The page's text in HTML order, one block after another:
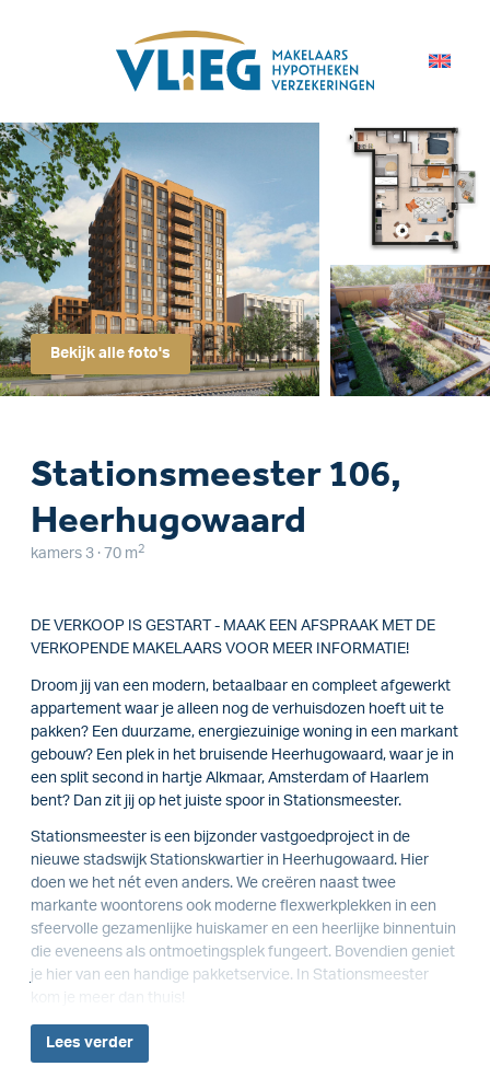
Bekijk alle foto's
Stationsmeester 106,
Heerhugowaard
kamers 3 · 70 m 2
DE VERKOOP IS GESTART - MAAK EEN AFSPRAAK MET DE
VERKOPENDE MAKELAARS VOOR MEER INFORMATIE!
Droom jij van een modern, betaalbaar en compleet afgewerkt
appartement waar je alleen nog de verhuisdozen hoeft uit te
pakken? Een duurzame, energiezuinige woning in een markant
gebouw? Een plek in het bruisende Heerhugowaard, waar je in
een split second in hartje Alkmaar, Amsterdam of Haarlem
bent? Dan zit jij op het juiste spoor in Stationsmeester.
Stationsmeester is een bijzonder vastgoedproject in de
nieuwe stadswijk Stationskwartier in Heerhugowaard. Hier
doen we het nét even anders. We creëren naast twee
markante woontorens ook moderne flexwerkplekken in een
sfeervolle gezamenlijke huiskamer en een heerlijke binnentuin
die eveneens als ontmoetingsplek fungeert. Bovendien geniet
je hier van een handige pakketservice. In Stationsmeester
Lees verder